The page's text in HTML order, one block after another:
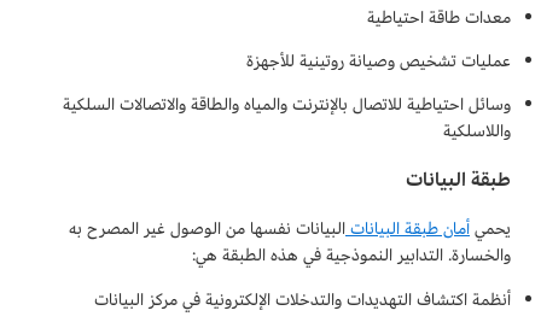
معدات طاقة احتياطية
عمليات تشخيص وصيانة روتينية للأجهزة
وسائل احتياطية للاتصال بالإنترنت والمياه والطاقة والاتصالات السلكية
واللاسلكية
طبقة البيانات
يحميأمان طبقة البياناتالبيانات نفسها من الوصول غير المصرح به
والخسارة. التدابير النموذجية في هذه الطبقة هي:
أنظمة اكتشاف التهديدات والتدخلات الإلكترونية في مركز البيانات